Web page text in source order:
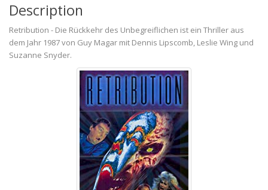
Description
Retribution - Die Rückkehr des Unbegreiflichen ist ein Thriller aus
dem Jahr 1987 von Guy Magar mit Dennis Lipscomb, Leslie Wing und
Suzanne Snyder.